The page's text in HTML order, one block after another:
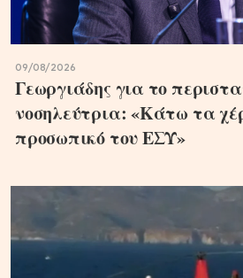
09/08/2026
Γεωργιάδης για το
νοσηλεύτρια: «Κάτω τα
προσωπικό του ΕΣΥ»